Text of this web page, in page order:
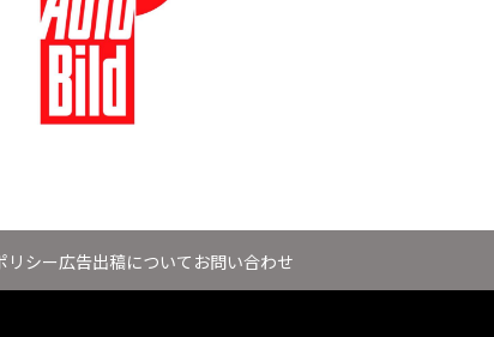
リシー広告出稿について お問い合わせ